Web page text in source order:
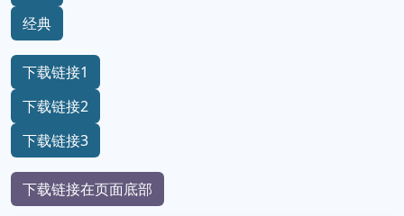
经典
下载链接1
下载链接2
下载链接3
下载链接在页面底部